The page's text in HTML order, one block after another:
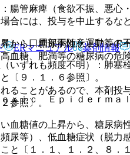
ら、糖尿病性ケトアシド
血糖、肥満等の糖尿病の
ことがあるので、本剤投
参照〕。
糖値の上昇から、糖尿病
尿等）、低血糖症状（脱
と〔１．１、１．２、８．
腸管麻痺（食欲不振、悪心
合には、投与を中止するな
：口周部不随意運動等の
いずれも頻度不明）：肺塞
〔９．１．６参照〕。
ｘｉｃ Ｅｐｉｄｅｒｍａ
ERマニュアル 薬剤情報